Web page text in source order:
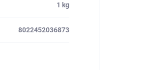
1 kg
8022452036873